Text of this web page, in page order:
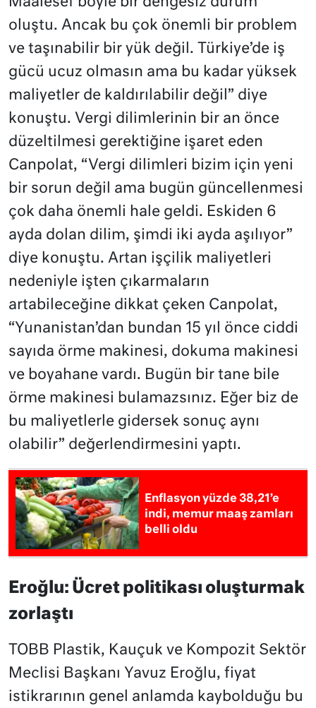
oluştu. Ancak bu çok önemli bir problem
ve taşınabilir bir yük değil. Türkiye’de iş
gücü ucuz olmasın ama bu kadar yüksek
maliyetler de kaldırılabilir değil” diye
konuştu. Vergi dilimlerinin bir an önce
düzeltilmesi gerektiğine işaret eden
Canpolat, “Vergi dilimleri bizim için yeni
bir sorun değil ama bugün güncellenmesi
çok daha önemli hale geldi. Eskiden 6
ayda dolan dilim, şimdi iki ayda aşılıyor”
diye konuştu. Artan işçilik maliyetleri
nedeniyle işten çıkarmaların
artabileceğine dikkat çeken Canpolat,
“Yunanistan’dan bundan 15 yıl önce ciddi
sayıda örme makinesi, dokuma makinesi
ve boyahane vardı. Bugün bir tane bile
örme makinesi bulamazsınız. Eğer biz de
bu maliyetlerle gidersek sonuç aynı
olabilir” değerlendirmesini yaptı.
Enflasyon yüzde 38,21’e
indi, memur maaş zamları
belli oldu
Eroğlu: Ücret politikası oluşturmak
zorlaştı
TOBB Plastik, Kauçuk ve Kompozit Sektör
Meclisi Başkanı Yavuz Eroğlu, fiyat
istikrarının genel anlamda kaybolduğu bu